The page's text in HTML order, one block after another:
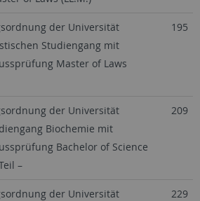
der Universität
Studiengang mit
Master of Laws
195
der Universität
Biochemie mit
Bachelor of Science
–
209
der Universität
229